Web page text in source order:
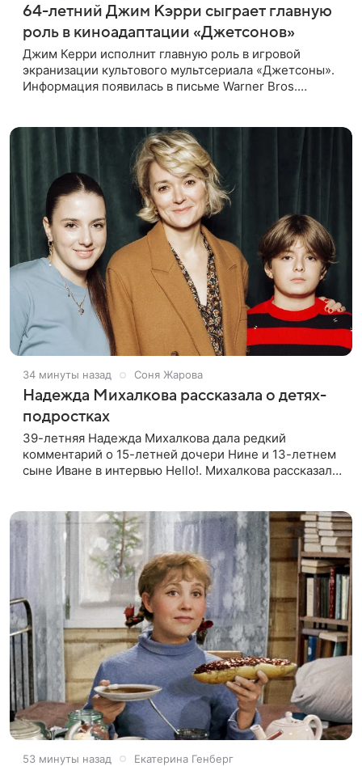
64-летний Джим Кэрри сыграет главную
роль в киноадаптации «Джетсонов»
Джим Керри исполнит главную роль в игровой
экранизации культового мультсериала «Джетсоны».
Информация появилась в письме Warner Bros.
34 минуты назад Соня Жарова
Надежда Михалкова рассказала о детях-
подростках
39-летняя Надежда Михалкова дала редкий
комментарий о 15-летней дочери Нине и 13-летнем
сыне Иване в интервью Hello!. Михалкова рассказала
53 минуты назад Екатерина Генберг